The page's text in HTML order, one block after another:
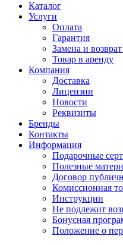
Каталог
Услуги
Оплата
Гарантия
Замена и возврат
Товар в аренду
Компания
Доставка
Лицензии
Новости
Реквизиты
Бренды
Контакты
Информация
Подарочные
Полезные
Договор
Комиссионная
Инструкции
Не подлежит
Бонусная
Положение о